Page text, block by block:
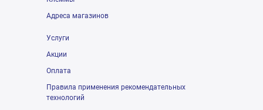
Адреса магазинов
Услуги
Акции
Оплата
Правила применения рекомендательных
технологий